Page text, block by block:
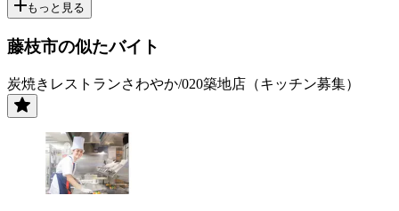
もっと見る
藤枝市の似たバイト
炭焼きレストランさわやか/020築地店（キッチン募集）